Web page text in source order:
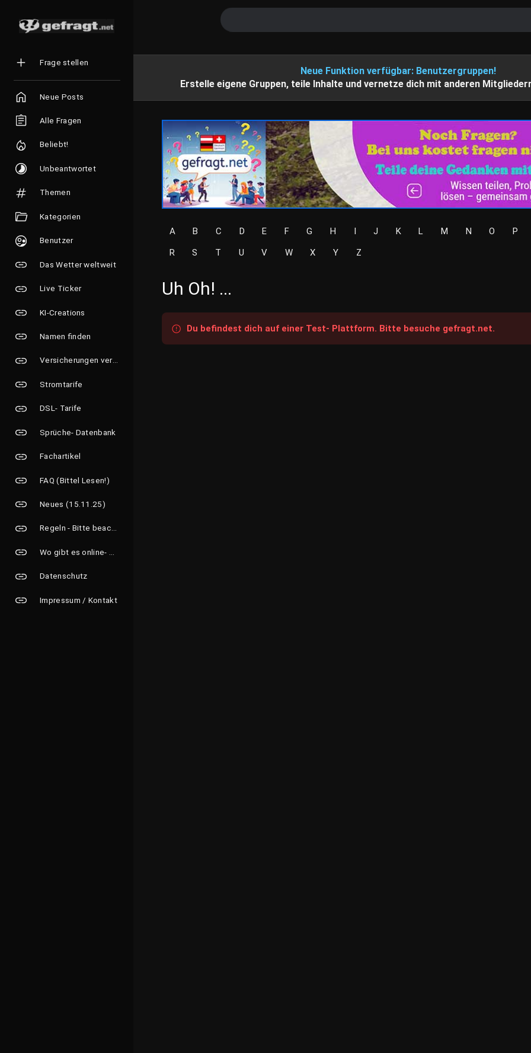
Neue Funktion verfügbar: Benutzergruppen!
Erstelle eigene Gruppen, teile Inhalte und vernetze dich mit anderen
Frage stellen
Neue Posts
Alle Fragen
Beliebt!
Unbeantwortet
Themen
Kategorien
Benutzer
Das Wetter weltweit
Live Ticker
KI-Creations
Namen finden
Versicherungen vergleichen
Stromtarife
DSL- Tarife
Sprüche- Datenbank
Fachartikel
FAQ (Bittel Lesen!)
Neues (15.11.25)
Regeln - Bitte beachten!
Wo gibt es online- Grusskarten?
Datenschutz
Impressum / Kontakt
A B C D E F G H I J K L M N O P
R S T U V W X Y Z
Uh Oh! ...
Du befindest dich auf einer Test- Plattform. Bitte besuche gefragt.net.